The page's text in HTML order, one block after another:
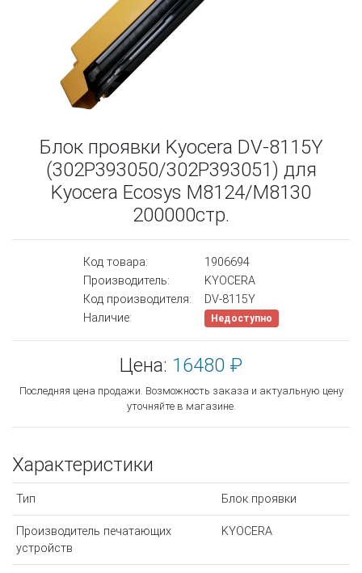
Блок проявки Kyocera DV-8115Y
(302P393050/302P393051) для
Kyocera Ecosys M8124/M8130
200000стр.
Код товара:
1906694
Производитель:
KYOCERA
Код производителя:
DV-8115Y
Наличие:
Недоступно
Цена: 16480 ₽
Последняя цена продажи. Возможность заказа и актуальную цену
уточняйте в магазине.
Характеристики
Тип Блок проявки
Производитель печатающих
устройств
KYOCERA